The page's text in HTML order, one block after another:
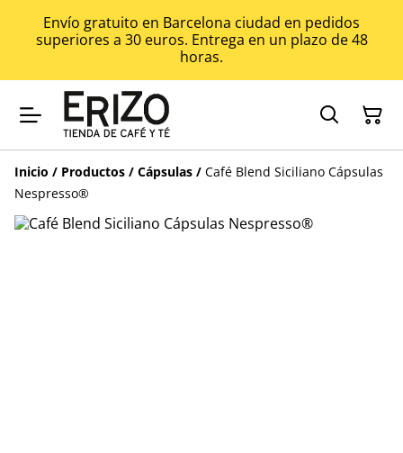
Envío gratuito en Barcelona ciudad en pedidos
superiores a 30 euros. Entrega en un plazo de 48
horas.
Inicio / Productos / Cápsulas / Café Blend Siciliano Cápsulas
Nespresso®